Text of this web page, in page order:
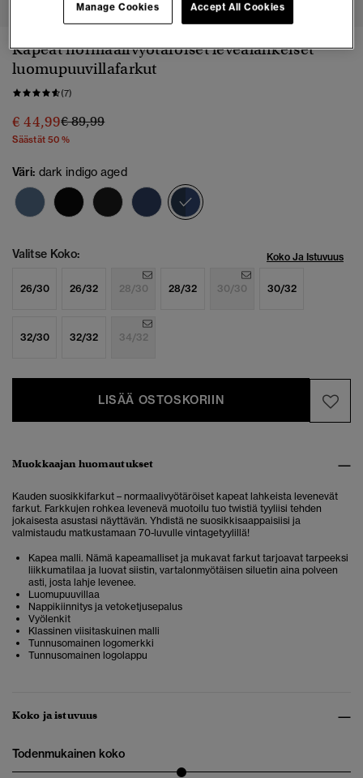
Kapeat normaalivyötäröiset leveälahkeiset
luomupuuvillafarkut
(7)
€ 44,99Hinta alennettu hinnasta
€ 89,99hintaan
Säästät 50 %
Väri: dark indigo aged
Valitse Koko: Koko Ja Istuvuus
26/30 26/32 28/30 28/32 30/30 30/32
32/30 32/32 34/32
LISÄÄ OSTOSKORIIN
Muokkaajan huomautukset
Kauden suosikkifarkut – normaalivyötäröiset kapeat lahkeista levenevät
farkut. Farkkujen rohkea levenevä muotoilu tuo twistiä tyyliisi tehden
jokaisesta asustasi näyttävän. Yhdistä ne suosikkisaappaisiisi ja
valmistaudu matkustamaan 70-luvulle vintagetyylillä!
Kapea malli. Nämä kapeamalliset ja mukavat farkut tarjoavat tarpeeksi
liikkumatilaa ja luovat siistin, vartalonmyötäisen siluetin aina polveen
asti, josta lahje levenee.
Luomupuuvillaa
Nappikiinnitys ja vetoketjusepalus
Vyölenkit
Klassinen viisitaskuinen malli
Tunnusomainen logomerkki
Tunnusomainen logolappu
Koko ja istuvuus
Todenmukainen koko
Accept All Cookies
Manage Cookies